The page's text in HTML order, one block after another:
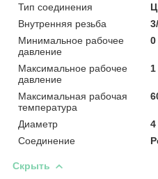
Тип соединения
Внутренняя резьба
Минимальное рабочее
давление
Максимальное рабочее
давление
Максимальная рабочая
температура
Диаметр
Соединение
Скрыть